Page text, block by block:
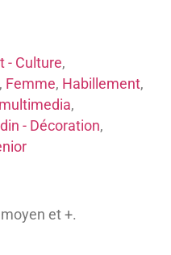
- Culture,
, Femme, Habillement,
,
- Décoration,
et +.